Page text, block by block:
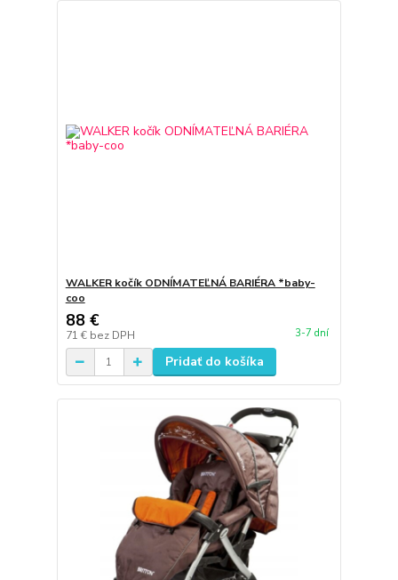
WALKER kočík ODNÍMATEĽNÁ BARIÉRA *baby-
coo
88 €
71 € bez DPH 3-7 dní
Pridať do košíka